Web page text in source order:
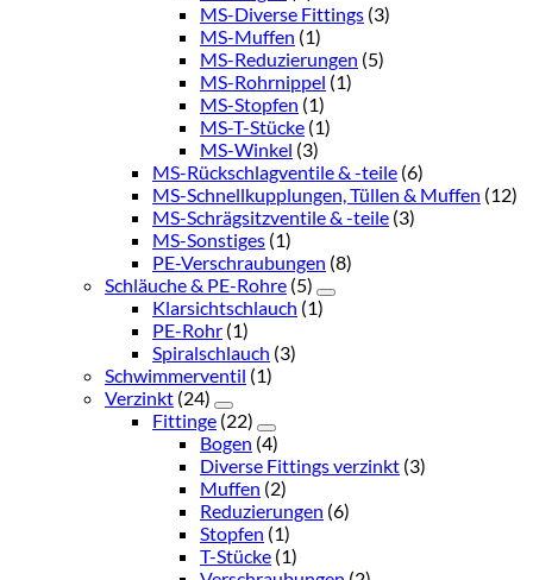
MS-Diverse Fittings (3)
MS-Muffen (1)
MS-Reduzierungen (5)
MS-Rohrnippel (1)
MS-Stopfen (1)
MS-T-Stücke (1)
MS-Winkel (3)
MS-Rückschlagventile & -teile (6)
MS-Schnellkupplungen, Tüllen & Muffen (12)
MS-Schrägsitzventile & -teile (3)
MS-Sonstiges (1)
PE-Verschraubungen (8)
Schläuche & PE-Rohre (5)
Klarsichtschlauch (1)
PE-Rohr (1)
Spiralschlauch (3)
Schwimmerventil (1)
Verzinkt (24)
Fittinge (22)
Bogen (4)
Diverse Fittings verzinkt (3)
Muffen (2)
Reduzierungen (6)
Stopfen (1)
T-Stücke (1)